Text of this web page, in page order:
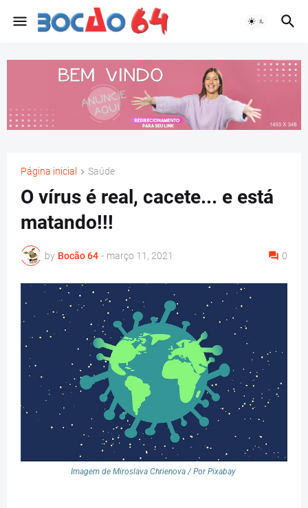
Página inicial Saúde
O vírus é real, cacete... e está
matando!!!
by Bocão 64 - março 11, 2021 0
Imagem de Miroslava Chrienova / Por Pixabay